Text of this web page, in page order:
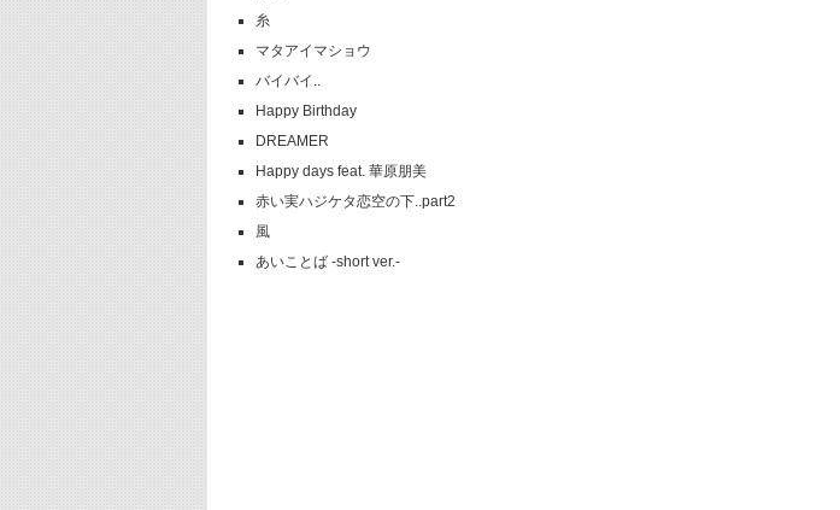
糸
マタアイマショウ
バイバイ..
Happy Birthday
DREAMER
Happy days feat. 華原朋美
赤い実ハジケタ恋空の下..part2
風
あいことば -short ver.-